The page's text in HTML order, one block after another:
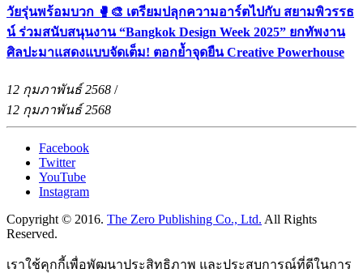
วัยรุ่นพร้อมบวก 🥊🎨 เตรียมปลุกความอาร์ตไปกับ สยามพิวรรธ
น์ ร่วมสนับสนุนงาน “Bangkok Design Week 2025” ยกทัพงาน
ศิลปะมาแสดงแบบจัดเต็ม! ตอกย้ำจุดยืน Creative Powerhouse
12 กุมภาพันธ์ 2568 /
12 กุมภาพันธ์ 2568
Facebook
Twitter
YouTube
Instagram
Copyright © 2016. The Zero Publishing Co., Ltd. All Rights
Reserved.
เราใช้คุกกี้เพื่อพัฒนาประสิทธิภาพ และประสบการณ์ที่ดีในการ